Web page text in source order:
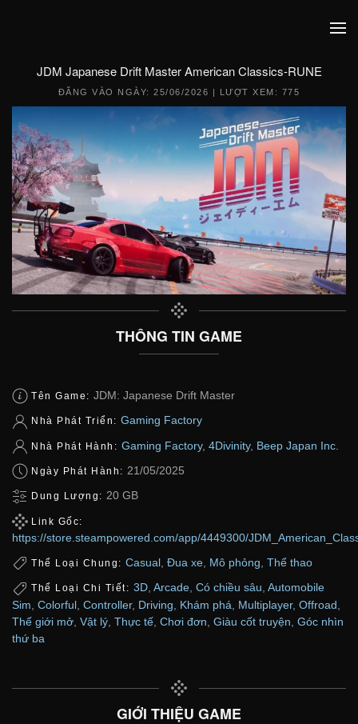
JDM Japanese Drift Master American Classics-RUNE
ĐĂNG VÀO NGÀY:25/06/2026 | LƯỢT XEM: 775
THÔNG TIN GAME
Tên Game: JDM: Japanese Drift Master
Nhà Phát Triển: Gaming Factory
Nhà Phát Hành: Gaming Factory, 4Divinity, Beep Japan Inc.
Ngày Phát Hành: 21/05/2025
Dung Lượng: 20 GB
Link Gốc:
https://store.steampowered.com/app/4449300/
Thể Loại Chung: Casual Đua xe Mô phỏng Thể thao
Thể Loại Chi Tiết: 3D, Arcade, Có chiều sâu, Automobile
Sim Colorful Controller, Driving Khám phá Multiplayer, Offroad
Thế giới mở Vật lý Thực tế Chơi đơn Giàu cốt truyện Góc nhìn
thứ ba
GIỚI THIỆU GAME